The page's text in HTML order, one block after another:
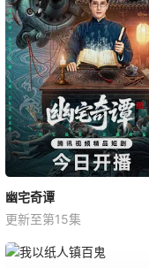
幽宅奇谭
更新至第15集